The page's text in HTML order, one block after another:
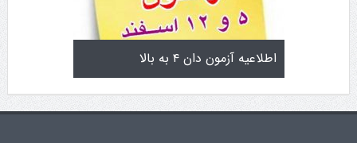
تمرینات اطلاعیه آزمون دان ۴ به بالا